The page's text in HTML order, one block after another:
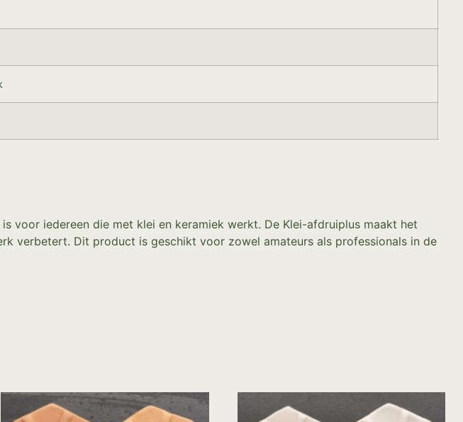
voor iedereen die met klei en keramiek werkt. De Klei-afdruiplus maakt het
verbetert. Dit product is geschikt voor zowel amateurs als professionals in de